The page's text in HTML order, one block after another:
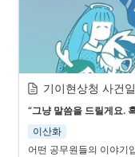
기이현상청 사건
“그냥 말씀을 드릴게요.
이산화
어떤 공무원들의 이야기